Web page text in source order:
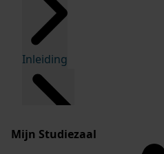
Inleiding
Mijn Studiezaal